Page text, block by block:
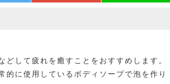
ケアを行なったら…。
して疲れを癒すことをおすすめします。
に使用しているボディソープで泡を作り